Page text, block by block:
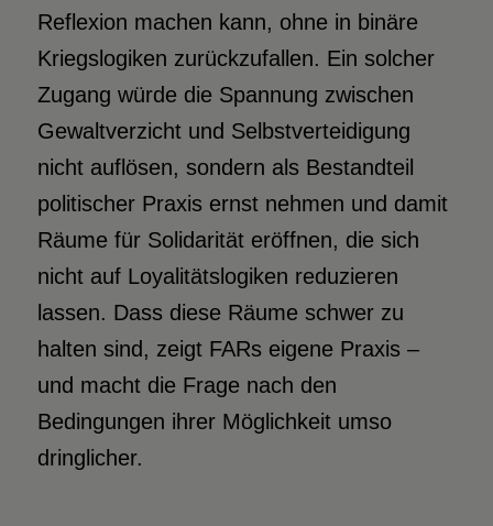
Reflexion machen kann, ohne in binäre
Kriegslogiken zurückzufallen. Ein solcher
Zugang würde die Spannung zwischen
Gewaltverzicht und Selbstverteidigung
nicht auflösen, sondern als Bestandteil
politischer Praxis ernst nehmen und damit
Räume für Solidarität eröffnen, die sich
nicht auf Loyalitätslogiken reduzieren
lassen. Dass diese Räume schwer zu
halten sind, zeigt FARs eigene Praxis –
und macht die Frage nach den
Bedingungen ihrer Möglichkeit umso
dringlicher.